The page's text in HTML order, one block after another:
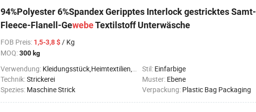
94%Polyester 6%Spandex Geripptes Interlock gestricktes Samt-
Fleece-Flanell-GewebeTextilstoff Unterwäsche
FOB Preis: 1,5-3,8 $/ Kg
MOQ:300 kg
Verwendung: Kleidungsstück,Heimtextilien,Dekoration Stil: Einfarbige
Technik:Strickerei Muster: Ebene
Spezies: Maschine Strick Verpackung: Plastic Bag Packaging